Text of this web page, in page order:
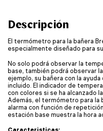
Descripción
El termómetro para la bañera
especialmente diseñado para su
No solo podrá observar la
base, también podrá observar
ejemplo, su bañera con la
incluido. El indicador de
con colores si se ha alcanzado
Además, el termómetro para la
alarma con función de
estación base muestra la hora
Caracteristicas: